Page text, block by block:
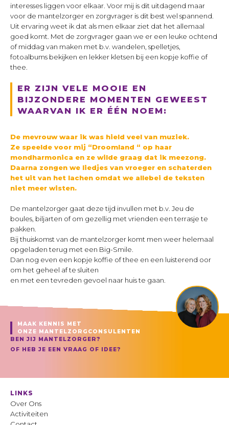
interesses liggen voor elkaar. Voor mij is dit uitdagend maar
voor de mantelzorger en zorgvrager is dit best wel spannend.
Uit ervaring weet ik dat als men elkaar ziet dat het allemaal
goed komt. Met de zorgvrager gaan we er een leuke ochtend
of middag van maken met b.v. wandelen, spelletjes,
fotoalbums bekijken en lekker kletsen bij een kopje koffie of
thee.
ER ZIJN VELE MOOIE EN
BIJZONDERE MOMENTEN GEWEEST
WAARVAN IK ER ÉÉN NOEM:
De mevrouw waar ik was hield veel van muziek.
Ze speelde voor mij “Droomland “ op haar
mondharmonica en ze wilde graag dat ik meezong.
Daarna zongen we liedjes van vroeger en schaterden
het uit van het lachen omdat we allebei de teksten
niet meer wisten.
De mantelzorger gaat deze tijd invullen met b.v. Jeu de
boules, biljarten of om gezellig met vrienden een terrasje te
pakken.
Bij thuiskomst van de mantelzorger komt men weer helemaal
opgeladen terug met een Big-Smile.
Dan nog even een kopje koffie of thee en een luisterend oor
om het geheel af te sluiten
en met een tevreden gevoel naar huis te gaan.
MAAK KENNIS MET
ONZE MANTELZORGCONSULENTEN
BEN JIJ MANTELZORGER?
OF HEB JE EEN VRAAG OF IDEE?
LINKS
Over Ons
Activiteiten